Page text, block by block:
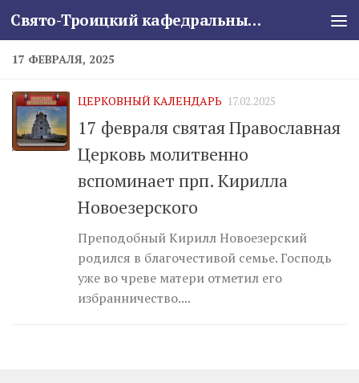
Skip to content Свято-Троицкий кафедральный собор
17 ФЕВРАЛЯ, 2025
ЦЕРКОВНЫЙ КАЛЕНДАРЬ 17.02.2025
17 февраля святая Православная
Церковь молитвенно
вспоминает прп. Кирилла
Новоезерского
Преподобный Кирилл Новоезерский
родился в благочестивой семье. Господь
уже во чреве матери отметил его
избранничество....